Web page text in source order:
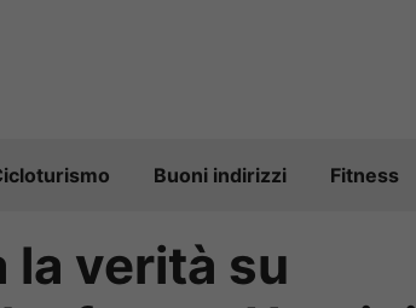
Buoni indirizzi Fitness
la verità su